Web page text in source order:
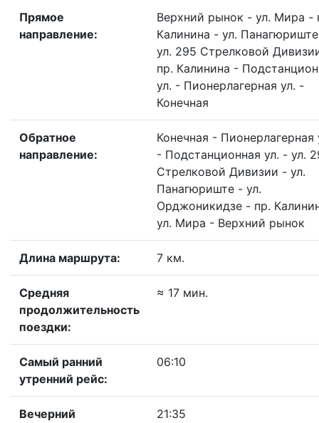
Прямое
направление:
Верхний рынок - ул. Мира -
Калинина - ул.
ул. 295 Стрелковой
пр. Калинина -
ул. - Пионерлагерная ул. -
Конечная
Обратное
направление:
Конечная - Пионерлагерная
- Подстанционная ул. - ул.
Стрелковой Дивизии - ул.
Панагюриште - ул.
Орджоникидзе - пр.
ул. Мира - Верхний рынок
Длина маршрута: 7 км.
Средняя
продолжительность
поездки:
≈ 17 мин.
Самый ранний
утренний рейс:
06:10
Вечерний
21:35